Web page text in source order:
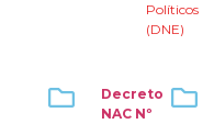
Políticos
(DNE)
Decreto
NAC Nº